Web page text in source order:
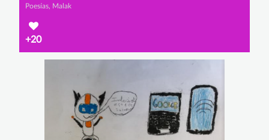
Poesías, Malak
+20